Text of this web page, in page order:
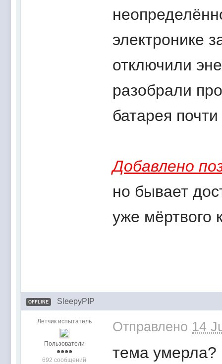
электронике
отключили
разобрали
батарея
Добавлено
но бывает
уже мёртвого
OFFLINE SleepyPIP
Летчик испытатель
Пользователи
692 сообщений
Отправлено 14
тема умерла?